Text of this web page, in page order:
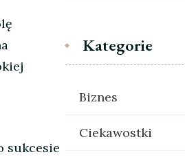
sukcesie
Kategorie
Biznes
Ciekawostki